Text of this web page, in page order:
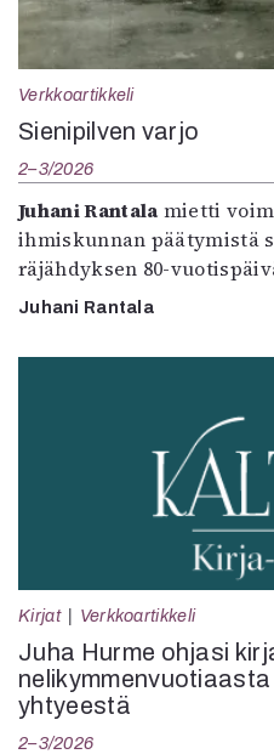
Verkkoartikkeli
Sienipilven varjo
2–3/2026
Juhani Rantala mietti
ihmiskunnan päätymistä
räjähdyksen 80-
Juhani Rantala
Kirjat Verkkoartikkeli
Juha Hurme ohjasi
yhtyeestä
2–3/2026